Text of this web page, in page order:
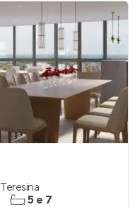
Teresina
5 e 7